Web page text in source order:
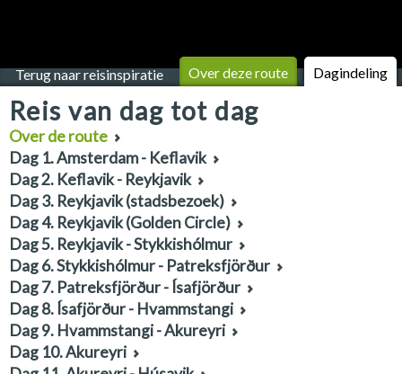
Terug naar reisinspiratie Over deze route Dagindeling
Reis van dag tot dag
Over de route
Dag 1. Amsterdam - Keflavik
Dag 2. Keflavik - Reykjavik
Dag 3. Reykjavik (stadsbezoek)
Dag 4. Reykjavik (Golden Circle)
Dag 5. Reykjavik - Stykkishólmur
Dag 6. Stykkishólmur - Patreksfjörður
Dag 7. Patreksfjörður - Ísafjörður
Dag 8. Ísafjörður - Hvammstangi
Dag 9. Hvammstangi - Akureyri
Dag 10. Akureyri